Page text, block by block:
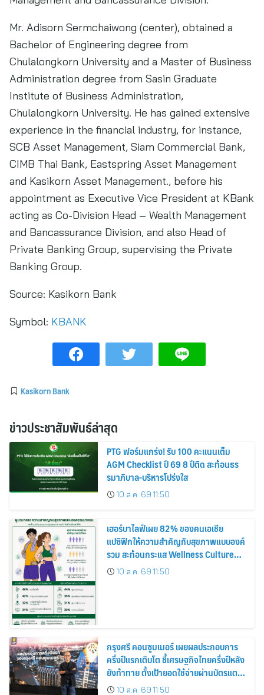
Mr. Adisorn Sermchaiwong (center), obtained a
Bachelor of Engineering degree from
Chulalongkorn University and a Master of Business
Administration degree from Sasin Graduate
Institute of Business Administration,
Chulalongkorn University. He has gained extensive
experience in the financial industry, for instance,
SCB Asset Management, Siam Commercial Bank,
CIMB Thai Bank, Eastspring Asset Management
and Kasikorn Asset Management., before his
appointment as Executive Vice President at KBank
acting as Co-Division Head – Wealth Management
and Bancassurance Division, and also Head of
Private Banking Group, supervising the Private
Banking Group.
Source: Kasikorn Bank
Symbol: KBANK
Kasikorn Bank
ข่าวประชาสัมพันธ์ล่าสุด
PTG ฟอร์มแกร่ง! รับ 100 คะแนนเต็ม
AGM Checklist ปี 69 8 ปีติด สะท้อนธร
รมาภิบาล-บริหารโปร่งใส
10 ส.ค. 69 11:50
เฮอร์บาไลฟ์เผย 82% ของคนเอเชีย
แปซิฟิกให้ความสำคัญกับสุขภาพแบบองค์
รวม สะท้อนกระแส Wellness Culture
เติบโตต่อเนื่อง
10 ส.ค. 69 11:50
กรุงศรี คอนซูมเมอร์ เผยผลประกอบการ
ครึ่งปีแรกเติบโต ชี้เศรษฐกิจไทยครึ่งปีหลัง
ยังท้าทาย ตั้งเป้ายอดใช้จ่ายผ่านบัตรแตะ
420,000 ล้านบาท
10 ส.ค. 69 11:50